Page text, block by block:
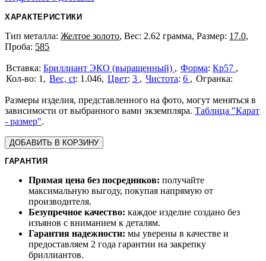
ХАРАКТЕРИСТИКИ
Тип металла: Желтое золото, Вес: 2.62 грамма, Размер: 17.0,
Проба: 585
Бриллиант ЭКО (выращенный) Форма: Кр57
1
Вес, ct: 1.046 Цвет: 3 Чистота: 6
Размеры изделия, представленного на фото, могут меняться в
зависимости от выбранного вами экземпляра. Таблица "Карат
- размер".
ДОБАВИТЬ В КОРЗИНУ
ГАРАНТИЯ
Прямая цена без посредников: получайте
максимальную выгоду, покупая напрямую от
производителя.
Безупречное качество: каждое изделие создано без
изъянов с вниманием к деталям.
Гарантия надежности: мы уверены в качестве и
предоставляем 2 года гарантии на закрепку
бриллиантов.